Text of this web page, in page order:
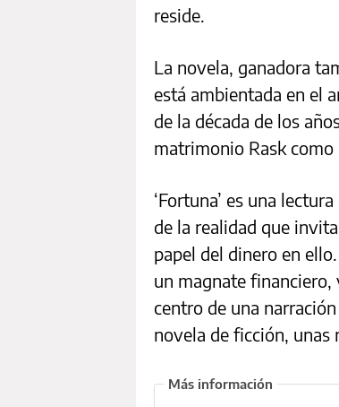
reside.
La novela, ganadora
está ambientada en el
de la década de los
matrimonio Rask
‘Fortuna’ es una
de la realidad que
papel del dinero en
un magnate financiero,
centro de una
novela de ficción,